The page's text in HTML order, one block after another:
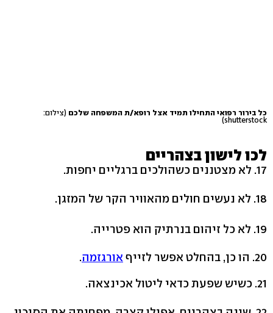
כל בירור רפואי התחילו תמיד אצל רופא/ת המשפחה שלכם (צילום:
shutterstock)
לכו לישון בצהריים
17. לא מצטננים כשהולכים ברגליים יחפות.
18. לא נעשים חולים מהאוויר הקר של המזגן.
19. לא כל זיהום בנרתיק הוא פטרייה.
20. הו כן, בהחלט אפשר לזייף
אורגזמה.
21. כשיש שפעת כדאי ליטול אכינצאה.